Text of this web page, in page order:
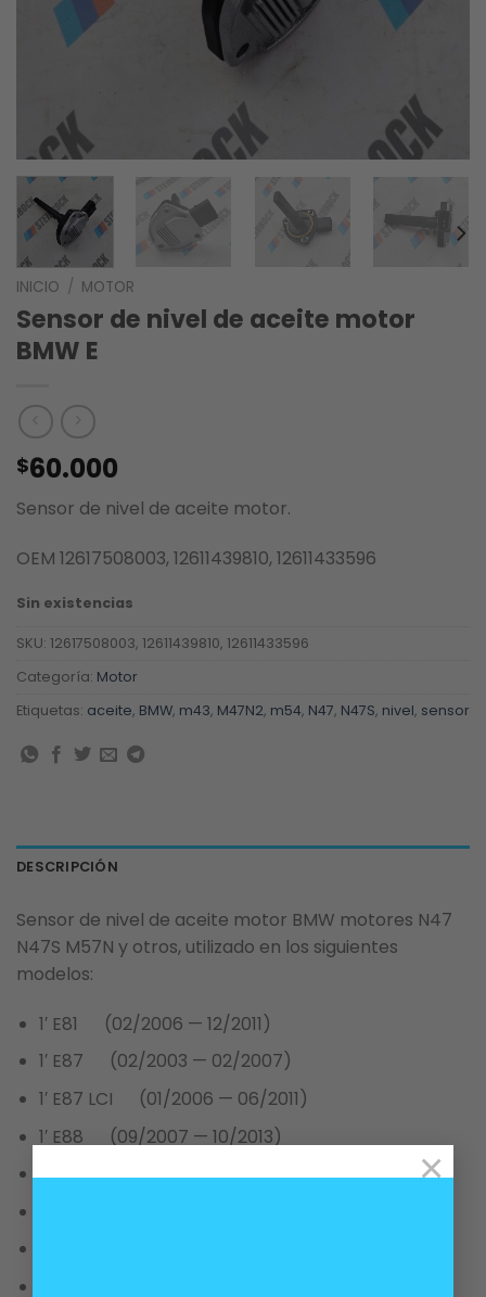
×
INICIO / MOTOR
Sensor de nivel de aceite motor
BMW E
$60.000
Sensor de nivel de aceite motor.
OEM 12617508003, 12611439810, 12611433596
Sin existencias
SKU: 12617508003, 12611439810, 12611433596
Categoría: Motor
Etiquetas: aceite, BMW, m43, M47N2, m54, N47, N47S, nivel, sensor
DESCRIPCIÓN
Sensor de nivel de aceite motor BMW motores N47
N47S M57N y otros, utilizado en los siguientes
modelos:
1′ E81 (02/2006 — 12/2011)
1′ E87 (02/2003 — 02/2007)
1′ E87 LCI (01/2006 — 06/2011)
1′ E88 (09/2007 — 10/2013)
1′ E82 (11/2006 — 10/2013)